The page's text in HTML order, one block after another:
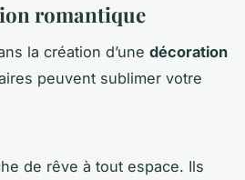
romantique
la création d’une décoration
peuvent sublimer votre
de rêve à tout espace. Ils